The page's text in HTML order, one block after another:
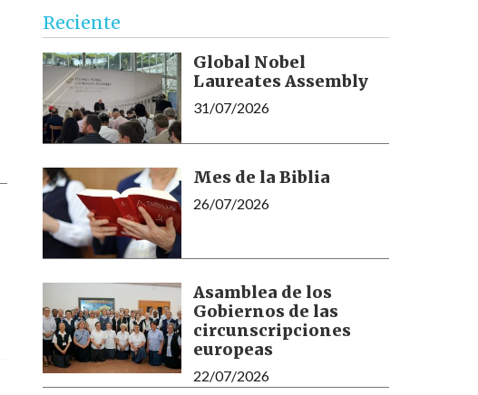
Reciente
Global Nobel
Laureates Assembly
31/07/2026
Mes de la Biblia
26/07/2026
Asamblea de los
Gobiernos de las
circunscripciones
europeas
22/07/2026